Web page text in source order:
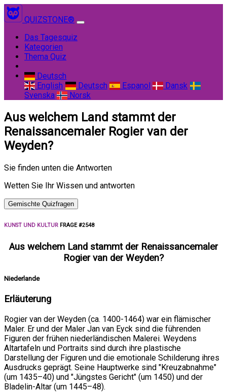
QUIZSTONE®
Das Tagesquiz
Kategorien
Thema Quiz
Deutsch
English
Deutsch Espanol
Dansk
Svenska
Norsk
Aus welchem Land stammt der
Renaissancemaler Rogier van der
Weyden?
Sie finden unten die Antworten
Wetten Sie Ihr Wissen und antworten
Gemischte Quizfragen
KUNST UND KULTUR FRAGE #2548
Aus welchem Land stammt der Renaissancemaler
Rogier van der Weyden?
Niederlande
Erläuterung
Rogier van der Weyden (ca. 1400-1464) war ein flämischer
Maler. Er und der Maler Jan van Eyck sind die führenden
Figuren der frühen niederländischen Malerei. Weydens
Altartafeln und Portraits sind durch ihre plastische
Darstellung der Figuren und die emotionale Schilderung ihres
Ausdrucks geprägt. Seine Hauptwerke sind "Kreuzabnahme"
(um 1435–40) und "Jüngstes Gericht" (um 1450) und der
Bladelin-Altar (um 1445–48).